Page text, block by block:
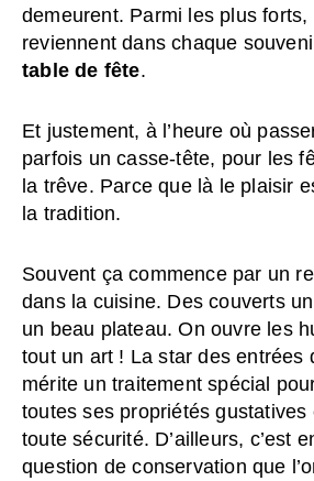
demeurent. Parmi les plus forts,
reviennent dans chaque
table de fête.
Et justement, à l’heure où
parfois un casse-tête, pour les
la trêve. Parce que là le plaisir
la tradition.
Souvent ça commence par un
dans la cuisine. Des couverts
un beau plateau. On ouvre les
tout un art ! La star des entrées
mérite un traitement spécial
toutes ses propriétés gustatives
toute sécurité. D’ailleurs, c’est
question de conservation que